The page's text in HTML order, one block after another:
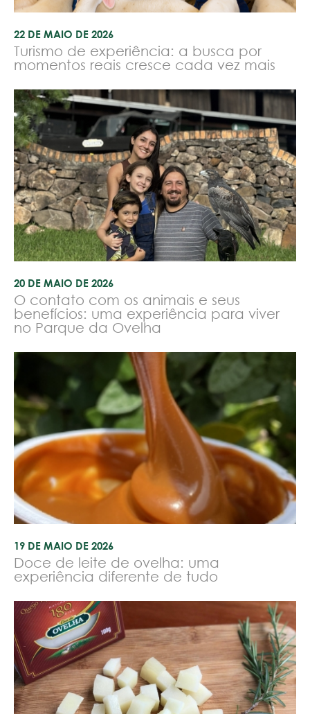
22 DE MAIO DE 2026
Turismo de experiência: a busca por
momentos reais cresce cada vez mais
20 DE MAIO DE 2026
O contato com os animais e seus
benefícios: uma experiência para viver
no Parque da Ovelha
19 DE MAIO DE 2026
Doce de leite de ovelha: uma
experiência diferente de tudo